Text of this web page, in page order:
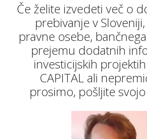
Če želite izvedeti več o
prebivanje v
pravne osebe,
prejemu dodatnih
investicijskih
CAPITAL ali
prosimo, pošljite